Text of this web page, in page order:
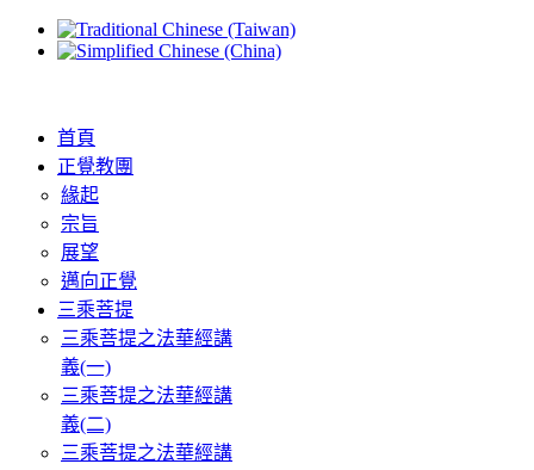
首頁
正覺教團
緣起
宗旨
展望
邁向正覺
三乘菩提
三乘菩提之法華經講
義(一)
三乘菩提之法華經講
義(二)
三乘菩提之法華經講